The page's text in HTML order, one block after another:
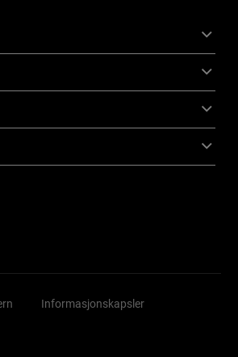
Informasjonskapsler